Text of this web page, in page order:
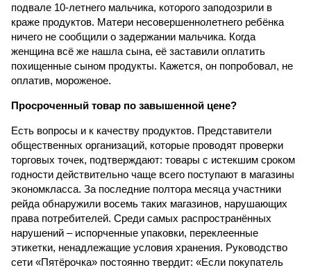
подвале 10-летнего мальчика, которого заподозрили в
краже продуктов. Матери несовершеннолетнего ребёнка
ничего не сообщили о задержании мальчика. Когда
женщина всё же нашла сына, её заставили оплатить
похищенные сыном продукты. Кажется, он попробовал, не
оплатив, мороженое.
Просроченный товар по завышенной цене?
Есть вопросы и к качеству продуктов. Представители
общественных организаций, которые проводят проверки
торговых точек, подтверждают: товары с истекшим сроком
годности действительно чаще всего поступают в магазины
экономкласса. За последние полтора месяца участники
рейда обнаружили восемь таких магазинов, нарушающих
права потребителей. Среди самых распространённых
нарушений – испорченные упаковки, переклеенные
этикетки, ненадлежащие условия хранения. Руководство
сети «Пятёрочка» постоянно твердит: «Если покупатель